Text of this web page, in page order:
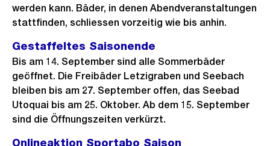
werden kann. Bäder, in denen Abendveranstaltungen
stattfinden, schliessen vorzeitig wie bis anhin.
Gestaffeltes Saisonende
Bis am 14. September sind alle Sommerbäder
geöffnet. Die Freibäder Letzigraben und Seebach
bleiben bis am 27. September offen, das Seebad
Utoquai bis am 25. Oktober. Ab dem 15. September
sind die Öffnungszeiten verkürzt.
Onlineaktion Sportabo Saison